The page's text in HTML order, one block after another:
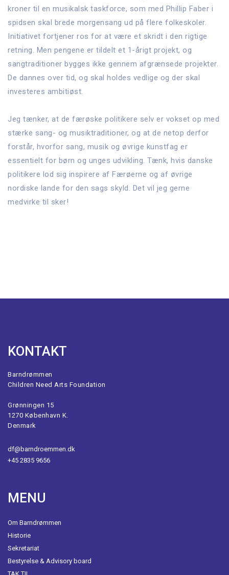
kroner til en musikalsk taskforce, som med Phillip Faber i
spidsen skal brede morgensang ud på flere folkeskoler.
Initiativet fortjener ros for at være et skridt i den rigtige
retning. Men pengene er tildelt et 1-årigt projekt, og
sangtraditioner bygges ikke gennem afgrænsede projekter.
De dannes over tid, og skal holdes vedlige og der skal
investeres ambitiøst.
Jeg tænker, at de færøske politikere selv er vokset op med
stærke sang- og musiktraditioner, og at de netop derfor
forstår, hvorfor sang, musik og øvrige kunstfag er
essentielt for børn og unges udvikling. Tænk, hvis danske
politikere lod sig inspirere af Færøerne og af øvrige
nordiske lande for den sags skyld. Det vil jeg gerne
medvirke til sker!
KONTAKT
Barndrømmen
Children Need Arts Foundation
Grønningen 15
1270 København K.
Denmark
df@barndroemmen.dk
+45 2835 9656
MENU
Om Barndrømmen
Historie
Sekretariat
Bestyrelse & Advisory board